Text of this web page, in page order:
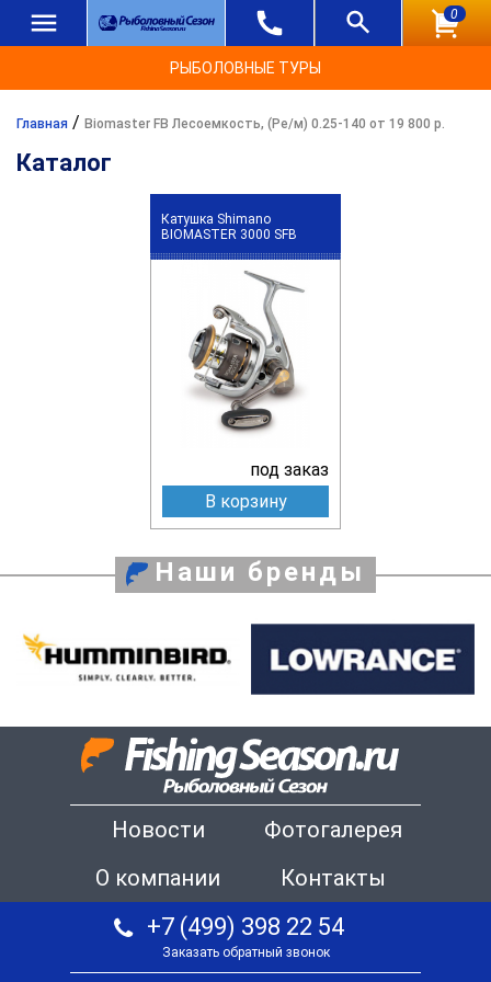
0
РЫБОЛОВНЫЕ ТУРЫ
Главная / Biomaster FB Лесоемкость, (Ре/м) 0.25-140 от 19 800 р.
Каталог
Катушка Shimano
BIOMASTER 3000 SFB
под заказ
В корзину
Наши бренды
Новости
Фотогалерея
О компании
Контакты
+7 (499) 398 22 54
Заказать обратный звонок